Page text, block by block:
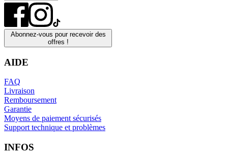
Abonnez-vous pour recevoir des
offres !
AIDE
FAQ
Livraison
Remboursement
Garantie
Moyens de paiement sécurisés
Support technique et problèmes
INFOS